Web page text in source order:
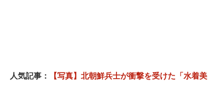
人気記事：
【写真】北朝鮮兵士が衝撃を受けた「水着美